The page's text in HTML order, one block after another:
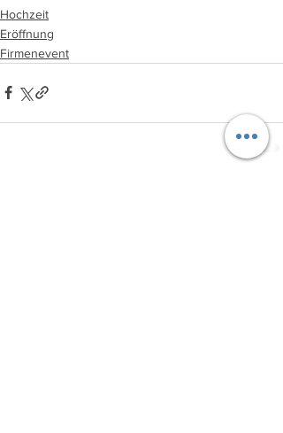
Hochzeit
Eröffnung
Firmenevent